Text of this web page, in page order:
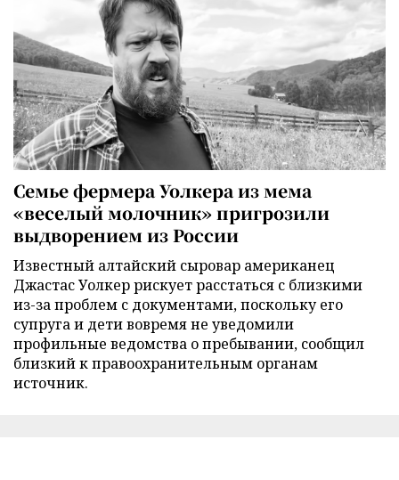
Семье фермера Уолкера из мема
«веселый молочник» пригрозили
выдворением из России
Известный алтайский сыровар американец
Джастас Уолкер рискует расстаться с близкими
из-за проблем с документами, поскольку его
супруга и дети вовремя не уведомили
профильные ведомства о пребывании, сообщил
близкий к правоохранительным органам
источник.